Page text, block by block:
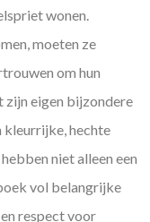
wonen.
moeten ze
om hun
zijn eigen bijzondere
kleurrijke, hechte
niet alleen een
vol belangrijke
respect voor